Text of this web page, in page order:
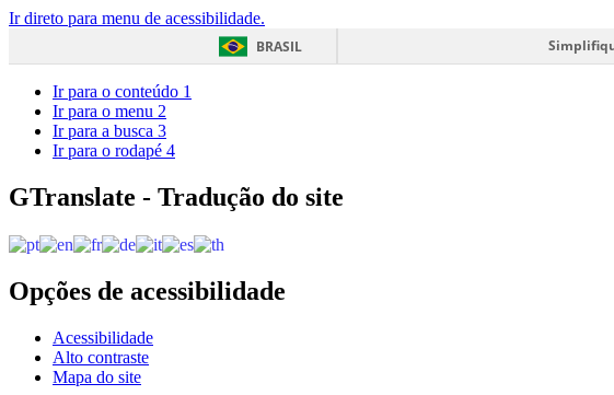
Ir direto para menu de acessibilidade.
BRASIL
Ir para o conteúdo 1
Ir para o menu 2
Ir para a busca 3
Ir para o rodapé 4
GTranslate - Tradução do site
Opções de acessibilidade
Acessibilidade
Alto contraste
Mapa do site